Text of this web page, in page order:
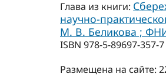
Глава из книги:
научно-
М. В. Беликова ;
ISBN 978-5-89697-357-7
Размещена на сайте: